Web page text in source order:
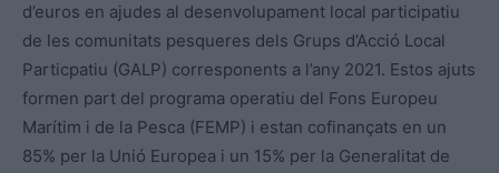
d’euros en ajudes al desenvolupament local participatiu
de les comunitats pesqueres dels Grups d’Acció Local
Particpatiu (GALP) corresponents a l’any 2021. Estos ajuts
formen part del programa operatiu del Fons Europeu
Marítim i de la Pesca (FEMP) i estan cofinançats en un
85% per la Unió Europea i un 15% per la Generalitat de